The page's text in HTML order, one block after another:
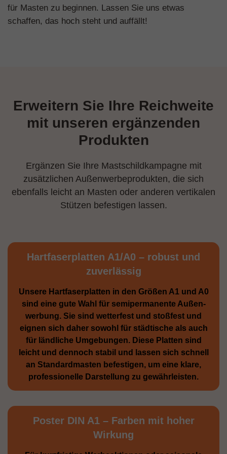
für Masten zu beginnen. Lassen Sie uns etwas
schaffen, das hoch steht und auffällt!
Erweitern Sie Ihre Reichweite
mit unseren ergänzenden
Produkten
Ergänzen Sie Ihre Mastschildkampagne mit
zusätzlichen Außenwerbeprodukten, die sich
ebenfalls leicht an Masten oder anderen vertikalen
Stützen befestigen lassen.
Hartfaserplatten A1/A0 – robust und
zuverlässig
Unsere Hartfaserplatten in den Größen A1 und A0
sind eine gute Wahl für semiperma­nente Außen­
werbung. Sie sind wetterfest und stoßfest und
eignen sich daher sowohl für städtische als auch
für ländliche Umge­bungen. Diese Platten sind
leicht und dennoch stabil und lassen sich schnell
an Standard­masten befestigen, um eine klare,
professionelle Darstellung zu gewährleisten.
Poster DIN A1 – Farben mit hoher
Wirkung